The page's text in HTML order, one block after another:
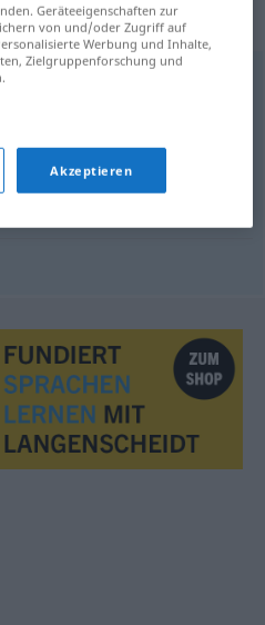
"Gesinnung"
Geräteeigenschaften zur
von und/oder Zugriff auf
Werbung und Inhalte,
Zielgruppenforschung und
Akzeptieren